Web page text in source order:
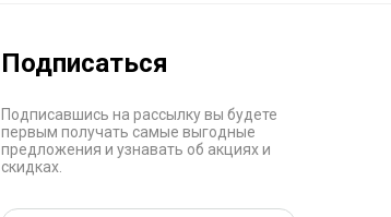
Подписаться
Подписавшись на рассылку вы будете
первым получать самые выгодные
предложения и узнавать об акциях и
скидках.